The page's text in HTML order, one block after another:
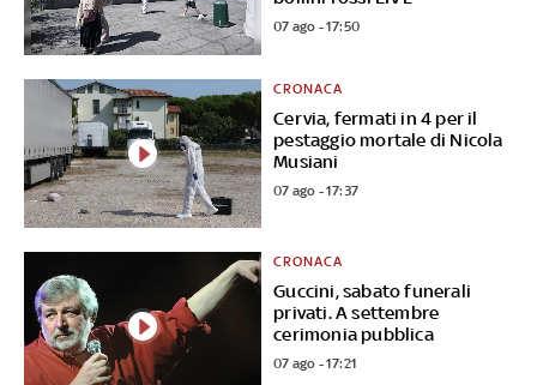
07 ago - 17:50
Cervia, fermati in 4 per il
pestaggio mortale di Nicola
Musiani
CRONACA
07 ago - 17:37
Guccini, sabato funerali
privati. A settembre
cerimonia pubblica
CRONACA
07 ago - 17:21